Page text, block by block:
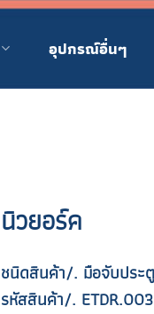
อุปกรณ์อื่นๆ
นิวยอร์ค
ชนิดสินค้า/. มือจับประตู
รหัสสินค้า/.